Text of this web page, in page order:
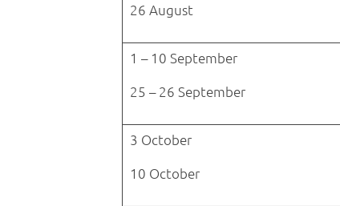
26 August
1 – 10 September
25 – 26 September
3 October
10 October